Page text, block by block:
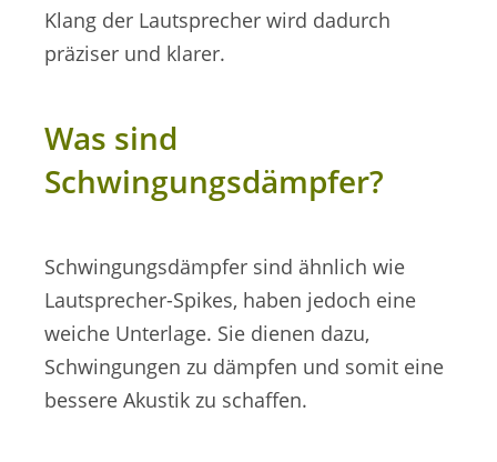
Klang der Lautsprecher wird dadurch
präziser und klarer.
Was sind
Schwingungsdämpfer?
Schwingungsdämpfer sind ähnlich wie
Lautsprecher-Spikes, haben jedoch eine
weiche Unterlage. Sie dienen dazu,
Schwingungen zu dämpfen und somit eine
bessere Akustik zu schaffen.